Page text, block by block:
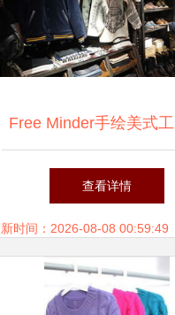
Free Minder手绘美式工
作纪录 从草图到成品的
查看详情
时间：2026-08-08 00:59:49